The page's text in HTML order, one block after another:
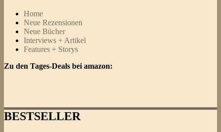
Home
Neue Rezensionen
Neue Bücher
Interviews + Artikel
Features + Storys
Zu den Tages-Deals bei amazon:
BESTSELLER